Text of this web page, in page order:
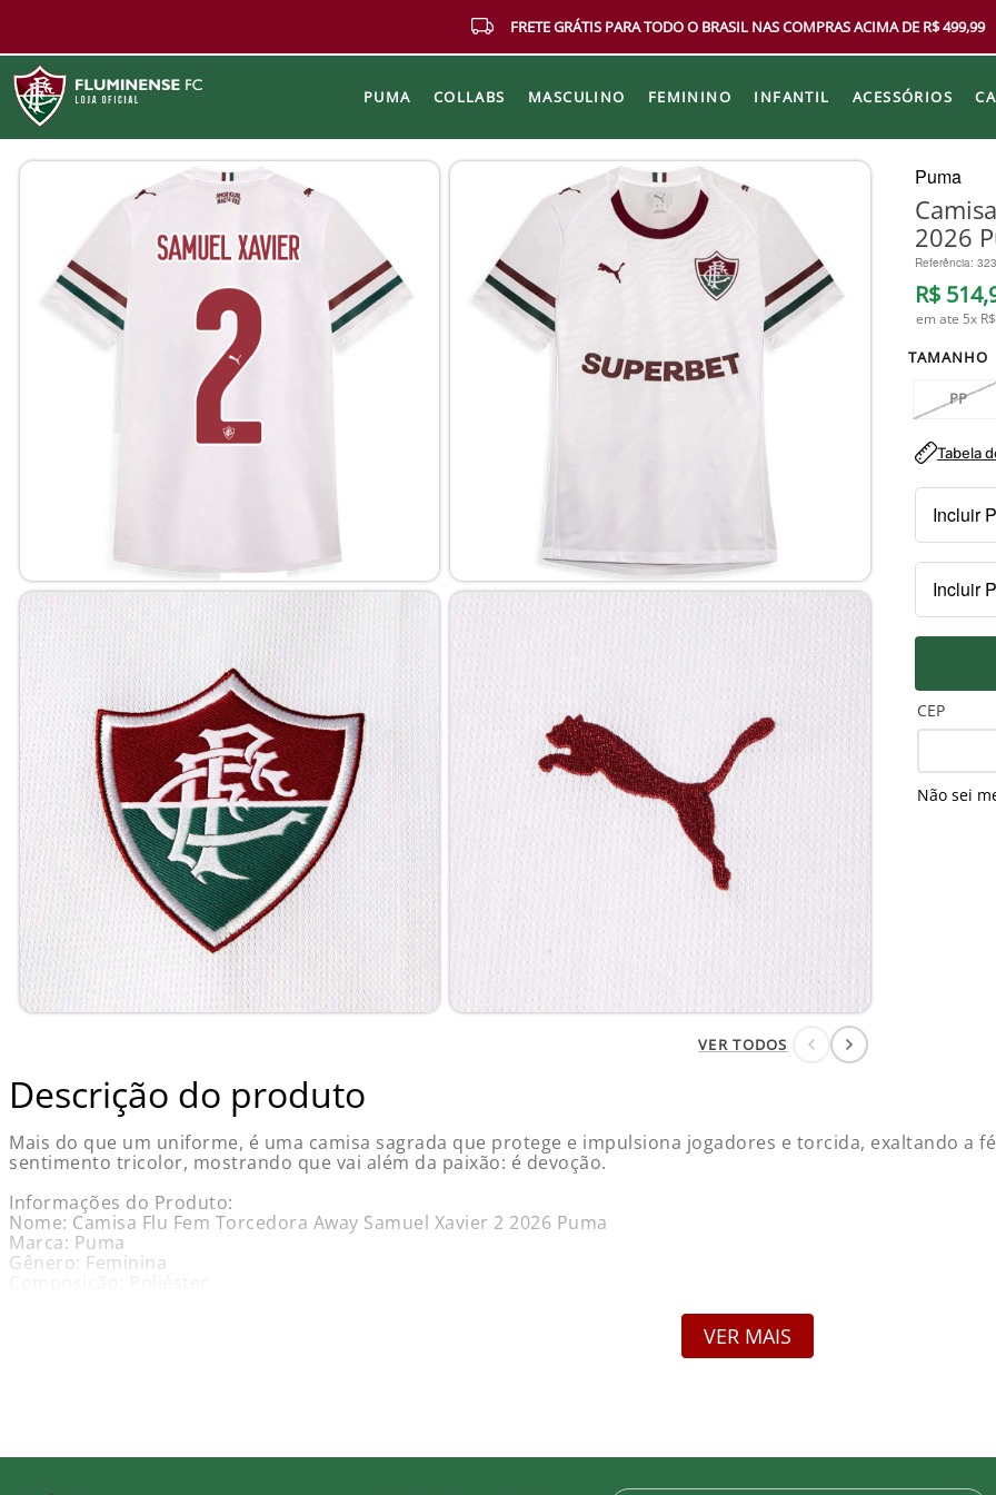
FRETE GRÁTIS PARA TODO O BRASIL NAS COMPRAS ACIMA DE R$ 499,99
PUMA COLLABS MASCULINO FEMININO INFANTIL ACESSÓRIOS
VER TODOS
Puma
2026
Referência:
R$ 514,
em ate 5x
TAMANHO
PP
Tabela
Incluir
R$
Incluir
PEITO
CEP
Não sei
Descrição do produto
Mais do que um uniforme, é uma camisa sagrada que protege e impulsiona jogadores e torcida, exaltando a
sentimento tricolor, mostrando que vai além da paixão: é devoção.
Informações do Produto:
Nome: Camisa Flu Fem Torcedora Away Samuel Xavier 2 2026 Puma
Marca: Puma
Gênero: Feminina
Obs.: Não aceitamos troca, cancelamento e / ou devolução de camisas personalizadas. Salvo vício de qualidade.
Caracteríticas e Benefícios:
VER MAIS